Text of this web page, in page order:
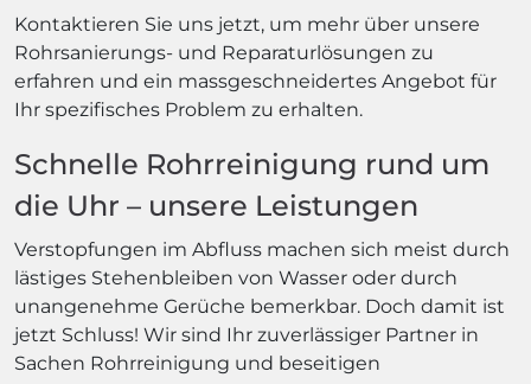
Kontaktieren Sie uns jetzt, um mehr über unsere
Rohrsanierungs- und Reparaturlösungen zu
erfahren und ein massgeschneidertes Angebot für
Ihr spezifisches Problem zu erhalten.
Schnelle Rohrreinigung rund um
die Uhr – unsere Leistungen
Verstopfungen im Abfluss machen sich meist durch
lästiges Stehenbleiben von Wasser oder durch
unangenehme Gerüche bemerkbar. Doch damit ist
jetzt Schluss! Wir sind Ihr zuverlässiger Partner in
Sachen Rohrreinigung und beseitigen